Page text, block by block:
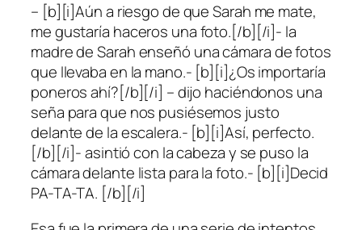
– [b][i]Aún a riesgo de que Sarah me mate,
me gustaría haceros una foto.[/b][/i]- la
madre de Sarah enseñó una cámara de fotos
que llevaba en la mano.- [b][i]¿Os importaría
poneros ahí?[/b][/i] – dijo haciéndonos una
seña para que nos pusiésemos justo
delante de la escalera.- [b][i]Así, perfecto.
[/b][/i]- asintió con la cabeza y se puso la
cámara delante lista para la foto.- [b][i]Decid
PA-TA-TA. [/b][/i]